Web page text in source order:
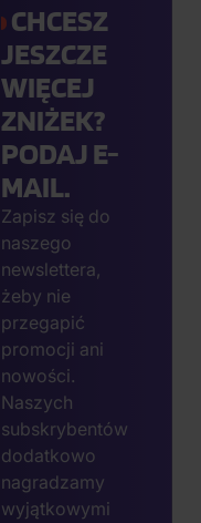
CHCESZ
JESZCZE
WIĘCEJ
ZNIŻEK?
PODAJ E-
MAIL.
Zapisz się do
naszego
newslettera,
żeby nie
przegapić
promocji ani
nowości.
Naszych
subskrybentów
dodatkowo
nagradzamy
wyjątkowymi